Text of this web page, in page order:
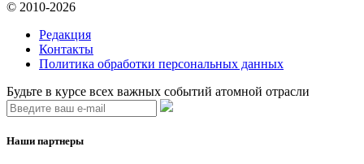
© 2010-2026
Редакция
Контакты
Политика обработки персональных данных
Будьте в курсе всех важных событий атомной отрасли
Наши партнеры